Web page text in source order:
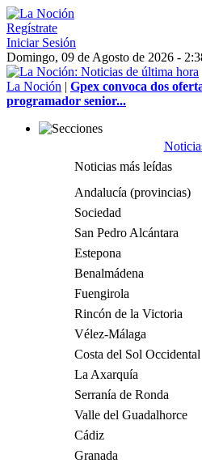
Regístrate
Iniciar Sesión
Domingo, 09 de Agosto de 2026 -
La Noción | Gpex convoca dos
programador senior...
Noticias más leídas
Andalucía (provincias)
Sociedad
San Pedro Alcántara
Estepona
Benalmádena
Fuengirola
Rincón de la Victoria
Vélez-Málaga
Costa del Sol Occidental
La Axarquía
Serranía de Ronda
Valle del Guadalhorce
Cádiz
Granada